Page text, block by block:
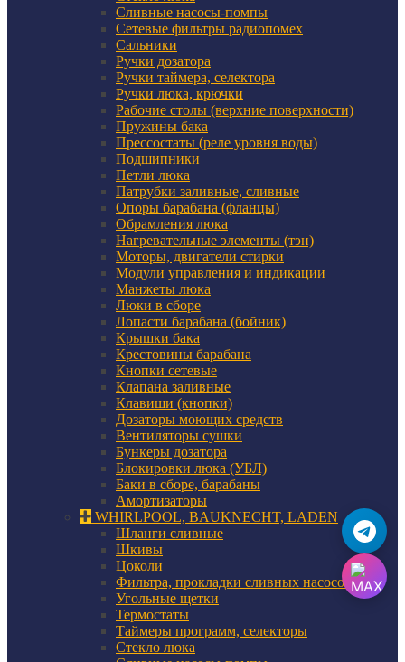
Сливные насосы-помпы
Сетевые фильтры радиопомех
Сальники
Ручки дозатора
Ручки таймера, селектора
Ручки люка, крючки
Рабочие столы (верхние поверхности)
Пружины бака
Прессостаты (реле уровня воды)
Подшипники
Петли люка
Патрубки заливные, сливные
Опоры барабана (фланцы)
Обрамления люка
Нагревательные элементы (тэн)
Моторы, двигатели стирки
Модули управления и индикации
Манжеты люка
Люки в сборе
Лопасти барабана (бойник)
Крышки бака
Крестовины барабана
Кнопки сетевые
Клапана заливные
Клавиши (кнопки)
Дозаторы моющих средств
Вентиляторы сушки
Бункеры дозатора
Блокировки люка (УБЛ)
Баки в сборе, барабаны
Амортизаторы
WHIRLPOOL, BAUKNECHT, LADEN
Шланги сливные
Шкивы
Цоколи
Фильтра, прокладки сливных насосов
Угольные щетки
Термостаты
Таймеры программ, селекторы
Стекло люка